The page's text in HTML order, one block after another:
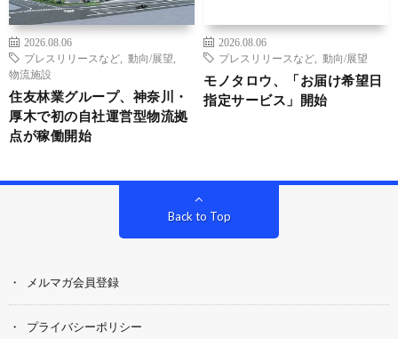
2026.08.06
プレスリリースなど
動向/展望
物流施設
住友林業グループ、神奈川・
厚木で初の自社運営型物流拠
点が稼働開始
2026.08.06
プレスリリースなど
動向/展望
モノタロウ、「お届け希望日
指定サービス」開始
Back to Top
メルマガ会員登録
プライバシーポリシー